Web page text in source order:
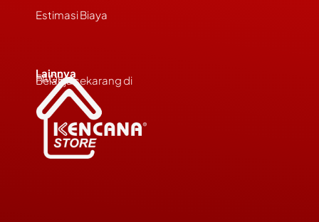
Estimasi Biaya
Lainnya
FAQs
Belanja sekarang di